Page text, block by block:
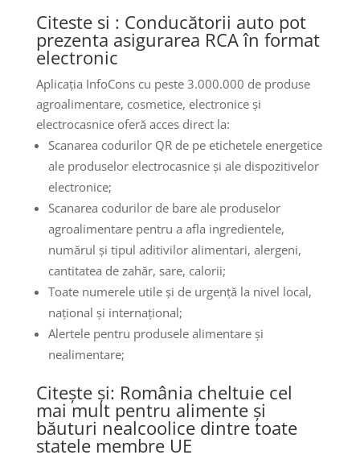
Citeste si : Conducătorii auto pot
prezenta asigurarea RCA în format
electronic
Aplicația InfoCons cu peste 3.000.000 de produse
agroalimentare, cosmetice, electronice și
electrocasnice oferă acces direct la:
Scanarea codurilor QR de pe etichetele energetice
ale produselor electrocasnice și ale dispozitivelor
electronice;
Scanarea codurilor de bare ale produselor
agroalimentare pentru a afla ingredientele,
numărul și tipul aditivilor alimentari, alergeni,
cantitatea de zahăr, sare, calorii;
Toate numerele utile și de urgență la nivel local,
național și internațional;
Alertele pentru produsele alimentare și
nealimentare;
Citește și: România cheltuie cel
mai mult pentru alimente și
băuturi nealcoolice dintre toate
statele membre UE